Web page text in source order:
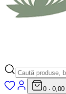
0 · 0,00